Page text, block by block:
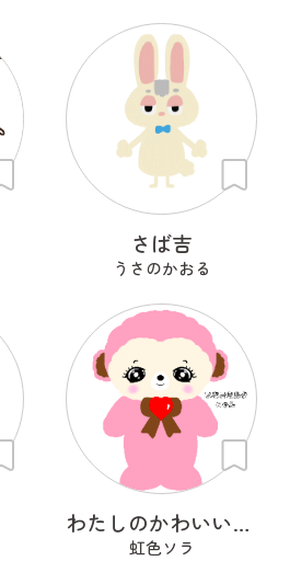
さば吉
うさのかおる
わたしのかわいいせかい
虹色ソラ